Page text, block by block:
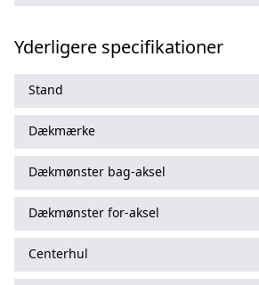
Yderligere specifikationer
Stand
Dækmærke
Dækmønster bag-aksel
Dækmønster for-aksel
Centerhul